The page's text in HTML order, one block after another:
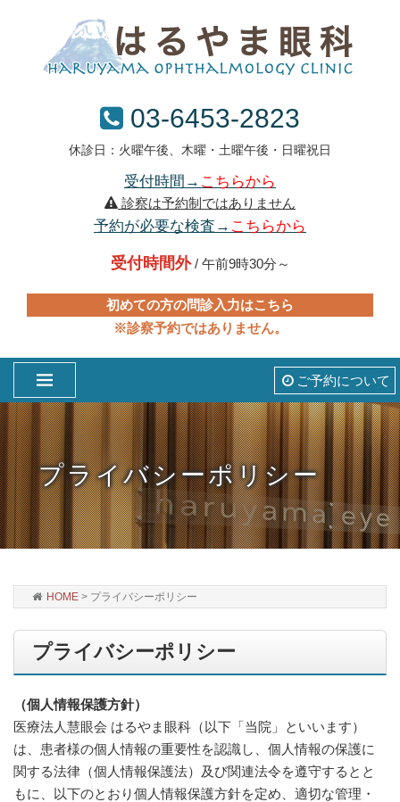
03-6453-2823
休診日：火曜午後、木曜・土曜午後・日曜祝日
受付時間→ こちらから
診察は予約制ではありません
予約が必要な検査→ こちらから
受付時間外/ 午前9時30分～
初めての方の問診入力はこちら
※診察予約ではありません。
ご予約について
プライバシーポリシー
HOME > プライバシーポリシー
プライバシーポリシー
（個人情報保護方針）
医療法人慧眼会 はるやま眼科（以下「当院」といいます）
は、患者様の個人情報の重要性を認識し、個人情報の保護に
関する法律（個人情報保護法）及び関連法令を遵守するとと
もに、以下のとおり個人情報保護方針を定め、適切な管理・